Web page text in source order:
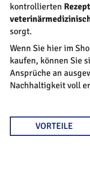
kontrollierten
sorgt.
Wenn Sie hier im
kaufen, können Sie
Ansprüche an
Nachhaltigkeit voll
VORTEILE